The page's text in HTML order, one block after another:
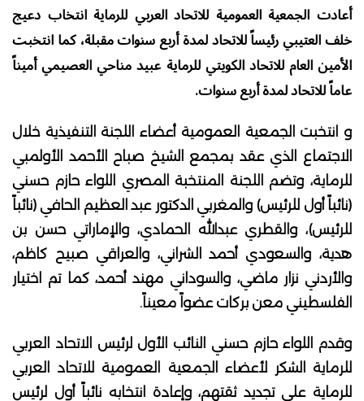
أعادت الجمعية العمومية للاتحاد العربي للرماية انتخاب دعيج
خلف العتيبي رئيساً للاتحاد لمدة أربع سنوات مقبلة، كما انتخبت
الأمين العام للاتحاد الكويتي للرماية عبيد مناحي العصيمي أميناً
عاماً للاتحاد لمدة أربع سنوات.
و انتخبت الجمعية العمومية أعضاء اللجنة التنفيذية خلال
الاجتماع الذي عقد بمجمع الشيخ صباح الأحمد الأولمبي
للرماية، وتضم اللجنة المنتخبة المصري اللواء حازم حسني
(نائباً أول للرئيس) والمغربي الدكتور عبد العظيم الحافي (نائباً
للرئيس)، والقطري عبدالله الحمادي، والإماراتي حسن بن
هدية، والسعودي أحمد الشراني، والعراقي صبيح كاظم،
والأردني نزار ماضي، والسوداني مهند أحمد، كما تم اختيار
الفلسطيني معن بركات عضواً معيناً.
وقدم اللواء حازم حسني النائب الأول لرئيس الاتحاد العربي
للرماية الشكر لأعضاء الجمعية العمومية للاتحاد العربي
للرماية على تجديد ثقتهم، وإعادة انتخابه نائباً أول لرئيس